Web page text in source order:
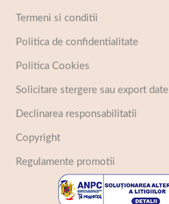
Termeni si conditii
Politica de confidentialitate
Politica Cookies
Solicitare stergere sau export date
Declinarea responsabilitatii
Copyright
Regulamente promotii